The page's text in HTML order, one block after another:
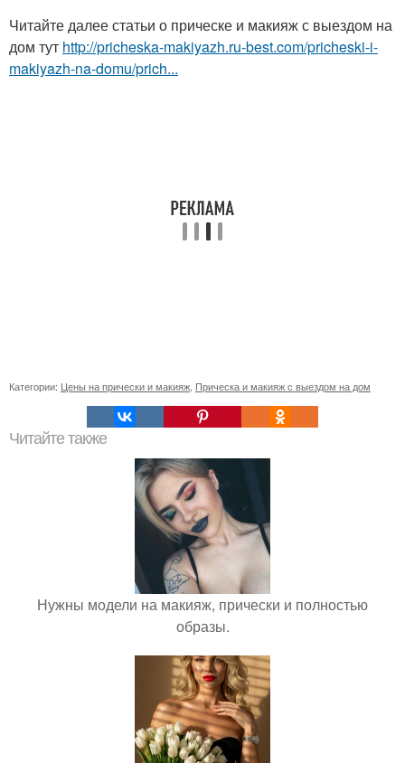
Читайте далее статьи о прическе и макияж с выездом на
дом тут http://pricheska-makiyazh.ru-best.com/pricheski-i-
makiyazh-na-domu/prich...
Категории: Цены на прически и макияж Прическа и макияж с выездом на дом
Читайте также
Нужны модели на макияж, прически и полностью
образы.